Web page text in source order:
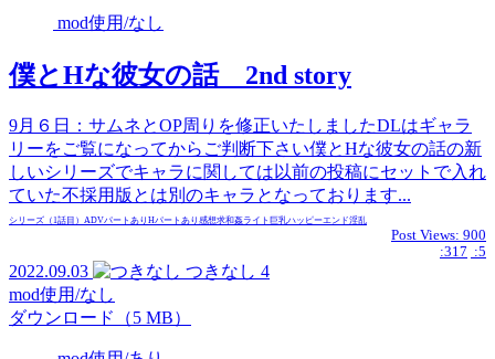
mod使用/なし
僕とHな彼女の話 2nd story
9月６日：サムネとOP周りを修正いたしましたDLはギャラ
リーをご覧になってからご判断下さい僕とHな彼女の話の新
しいシリーズでキャラに関しては以前の投稿にセットで入れ
ていた不採用版とは別のキャラとなっております...
シリーズ（1話目） ADVパートあり Hパートあり 感想求和姦ライト 巨乳 ハッピーエンド淫乱
Post Views: 900
:317 :5
2022.09.03 つきなし 4
mod使用/なし
ダウンロード（5 MB）